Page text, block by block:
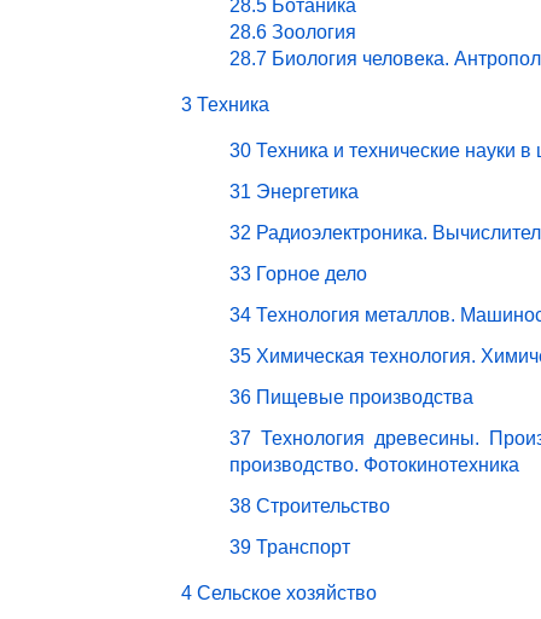
28.5 Ботаника
28.6 Зоология
28.7 Биология человека.
3 Техника
30 Техника и технические науки в
31 Энергетика
32 Радиоэлектроника.
33 Горное дело
34 Технология металлов.
35 Химическая технология.
36 Пищевые производства
37 Технология древесины.
производство. Фотокинотехника
38 Строительство
39 Транспорт
4 Сельское хозяйство